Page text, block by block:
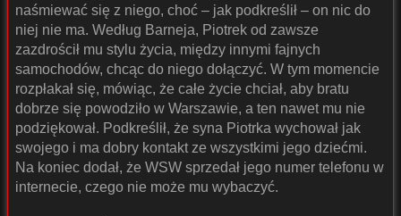
naśmiewać się z niego, choć – jak podkreślił – on nic do
niej nie ma. Według Barneja, Piotrek od zawsze
zazdrościł mu stylu życia, między innymi fajnych
samochodów, chcąc do niego dołączyć. W tym momencie
rozpłakał się, mówiąc, że całe życie chciał, aby bratu
dobrze się powodziło w Warszawie, a ten nawet mu nie
podziękował. Podkreślił, że syna Piotrka wychował jak
swojego i ma dobry kontakt ze wszystkimi jego dziećmi.
Na koniec dodał, że WSW sprzedał jego numer telefonu w
internecie, czego nie może mu wybaczyć.